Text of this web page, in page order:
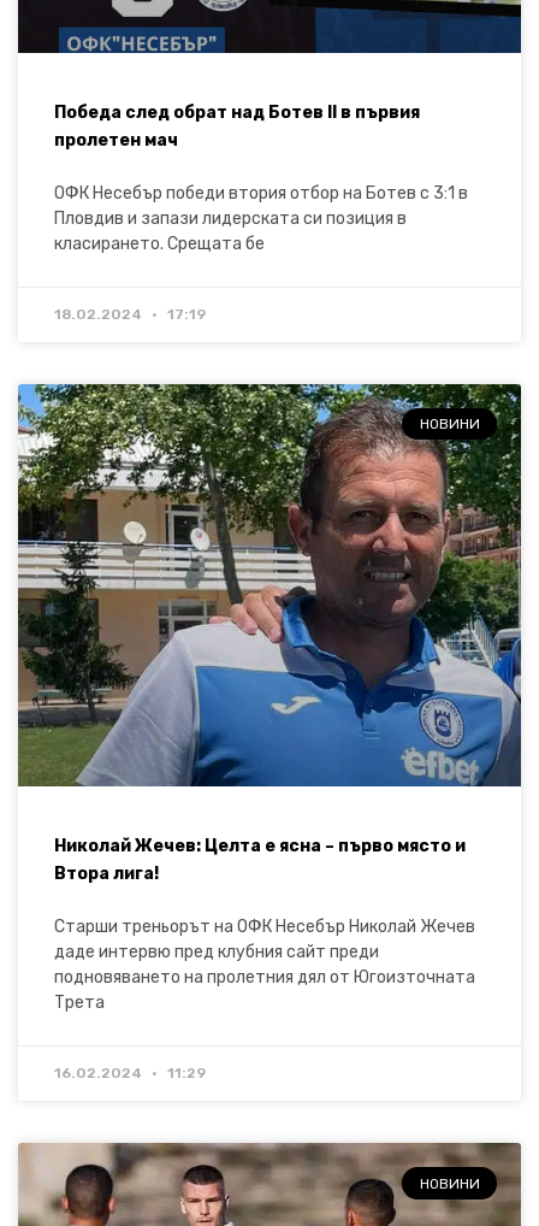
Победа след обрат над Ботев II в първия
пролетен мач
ОФК Несебър победи втория отбор на Ботев с 3:1 в
Пловдив и запази лидерската си позиция в
класирането. Срещата бе
18.02.2024 17:19
НОВИНИ
Николай Жечев: Целта е ясна – първо място и
Втора лига!
Старши треньорът на ОФК Несебър Николай Жечев
даде интервю пред клубния сайт преди
подновяването на пролетния дял от Югоизточната
Трета
16.02.2024 11:29
НОВИНИ